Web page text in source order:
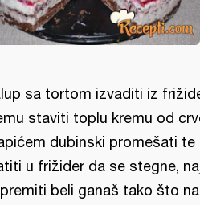
sa tortom izvaditi iz
staviti toplu kremu od
dubinski promešati te
u frižider da se stegne,
beli ganaš tako što